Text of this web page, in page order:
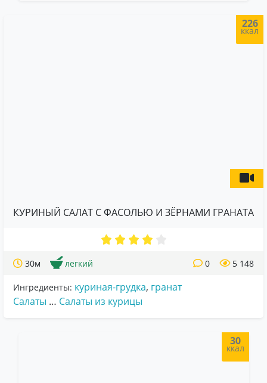
226
ккал
КУРИНЫЙ САЛАТ С ФАСОЛЬЮ И ЗЁРНАМИ ГРАНАТА
30м легкий 5 148
0
Ингредиенты: куриная-грудка, гранат
Салаты … Салаты из курицы
30
ккал